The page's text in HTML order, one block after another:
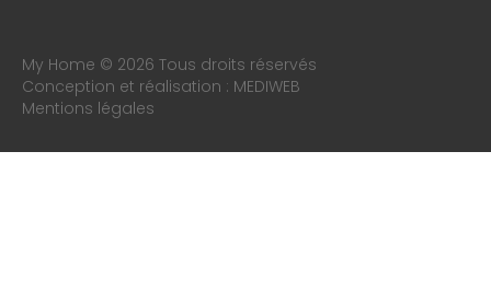
My Home © 2026 Tous droits réservés
Conception et réalisation : MEDIWEB
Mentions légales